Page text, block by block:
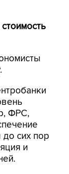
ФРС,
до сих пор
и